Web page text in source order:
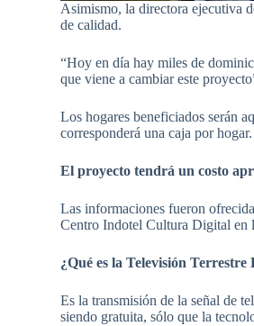
Asimismo, la directora ejecutiva
de calidad.
“Hoy en día hay miles de
que viene a cambiar este
Los hogares beneficiados serán
corresponderá una caja por hogar.
El proyecto tendrá un costo
Las informaciones fueron
Centro Indotel Cultura Digital en
¿Qué es la Televisión Terrestre
Es la transmisión de la señal de
siendo gratuita, sólo que la